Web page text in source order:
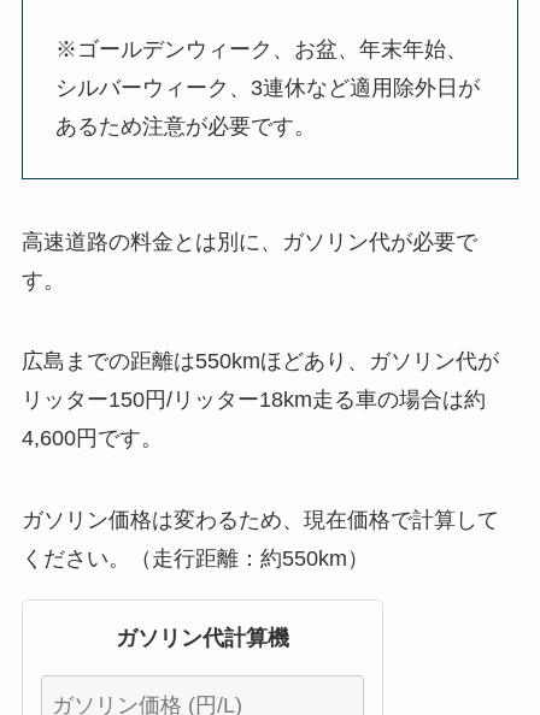
※ゴールデンウィーク、お盆、年末年始、
シルバーウィーク、3連休など適用除外日が
あるため注意が必要です。
高速道路の料金とは別に、ガソリン代が必要で
す。
広島までの距離は550kmほどあり、ガソリン代が
リッター150円/リッター18km走る車の場合は約
4,600円です。
ガソリン価格は変わるため、現在価格で計算して
ください。（走行距離：約550km）
ガソリン代計算機